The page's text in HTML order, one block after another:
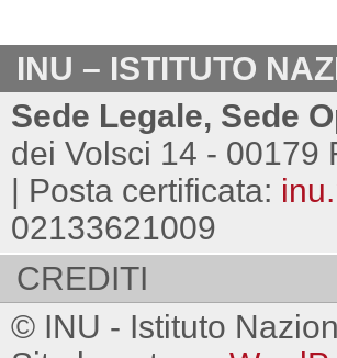
INU – ISTITUTO
Sede Legale, Sede
dei Volsci 14 - 00179
| Posta certificata:
02133621009
CREDITI
© INU - Istituto